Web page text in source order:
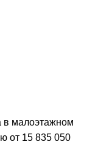
в малоэтажном
от 15 835 050